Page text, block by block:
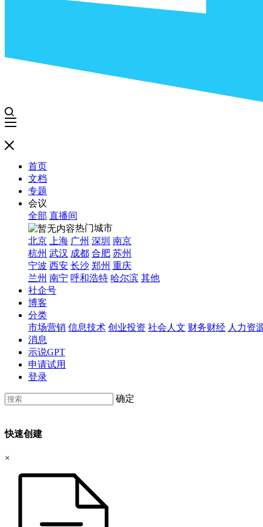
首页
文档
专题
会议
全部 直播间
热门城市
北京
上海 广州 深圳 南京
杭州 武汉 成都 合肥 苏州
宁波 西安 长沙 郑州 重庆
兰州 南宁 呼和浩特 哈尔滨 其他
社企号
博客
分类
市场营销 信息技术 创业投资 社会人文 财务财经 人力资
消息
示说GPT
申请试用
登录
确定
快速创建
×